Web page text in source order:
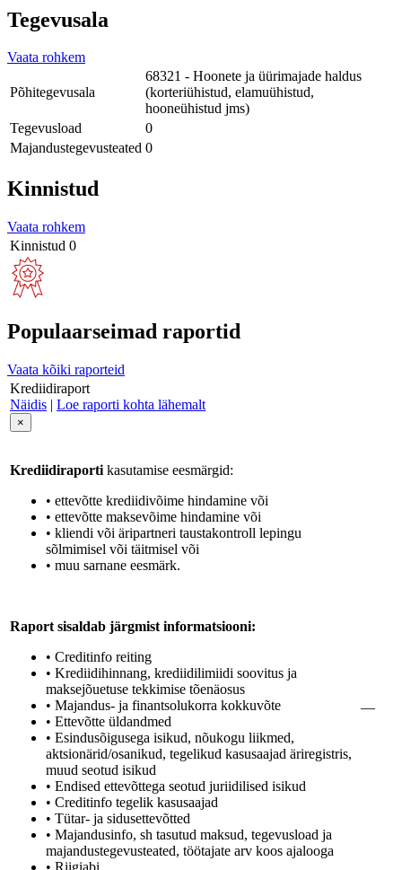
Tegevusala
Vaata rohkem
Põhitegevusala
68321 - Hoonete ja üürimajade haldus
(korteriühistud, elamuühistud,
hooneühistud jms)
Tegevusload
0
Majandustegevusteated 0
Kinnistud
Vaata rohkem
Kinnistud 0
Populaarseimad raportid
Vaata kõiki raporteid
Krediidiraport
Näidis | Loe raporti kohta lähemalt
×
Krediidiraporti kasutamise eesmärgid:
• ettevõtte krediidivõime hindamine või
• ettevõtte maksevõime hindamine või
• kliendi või äripartneri taustakontroll lepingu
sõlmimisel või täitmisel või
• muu sarnane eesmärk.
Raport sisaldab järgmist informatsiooni:
• Creditinfo reiting
• Krediidihinnang, krediidilimiidi soovitus ja
maksejõuetuse tekkimise tõenäosus
• Majandus- ja finantsolukorra kokkuvõte
• Ettevõtte üldandmed
• Esindusõigusega isikud, nõukogu liikmed,
aktsionärid/osanikud, tegelikud kasusaajad äriregistris,
muud seotud isikud
• Endised ettevõttega seotud juriidilised isikud
• Creditinfo tegelik kasusaajad
• Tütar- ja sidusettevõtted
• Majandusinfo, sh tasutud maksud, tegevusload ja
majandustegevusteated, töötajate arv koos ajalooga
• Riigiabi
—